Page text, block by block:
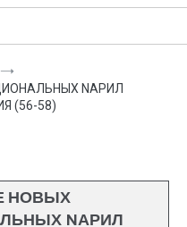
NАРИЛ
(56-58)
НОВЫХ
NАРИЛ